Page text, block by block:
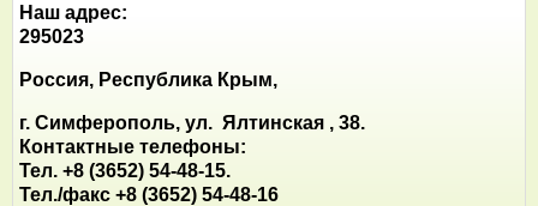
Наш адрес:
295023
Россия, Республика Крым,
г. Симферополь, ул. Ялтинская , 38.
Контактные телефоны:
Тел. +8 (3652) 54-48-15.
Тел./факс +8 (3652) 54-48-16